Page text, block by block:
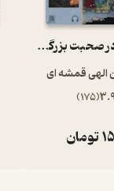
دیدار آشنا در صحبت بزرگان با دکتر الهی قمشه ای
قمشه ای
(
175
)
تومان